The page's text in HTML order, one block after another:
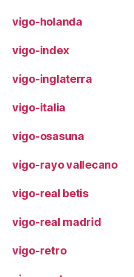
vigo-holanda
vigo-index
vigo-inglaterra
vigo-italia
vigo-osasuna
vigo-rayo vallecano
vigo-real betis
vigo-real madrid
vigo-retro